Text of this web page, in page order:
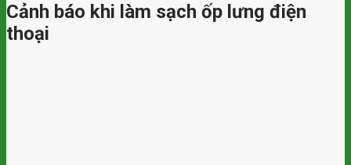
Cảnh báo khi làm sạch ốp lưng điện
thoại